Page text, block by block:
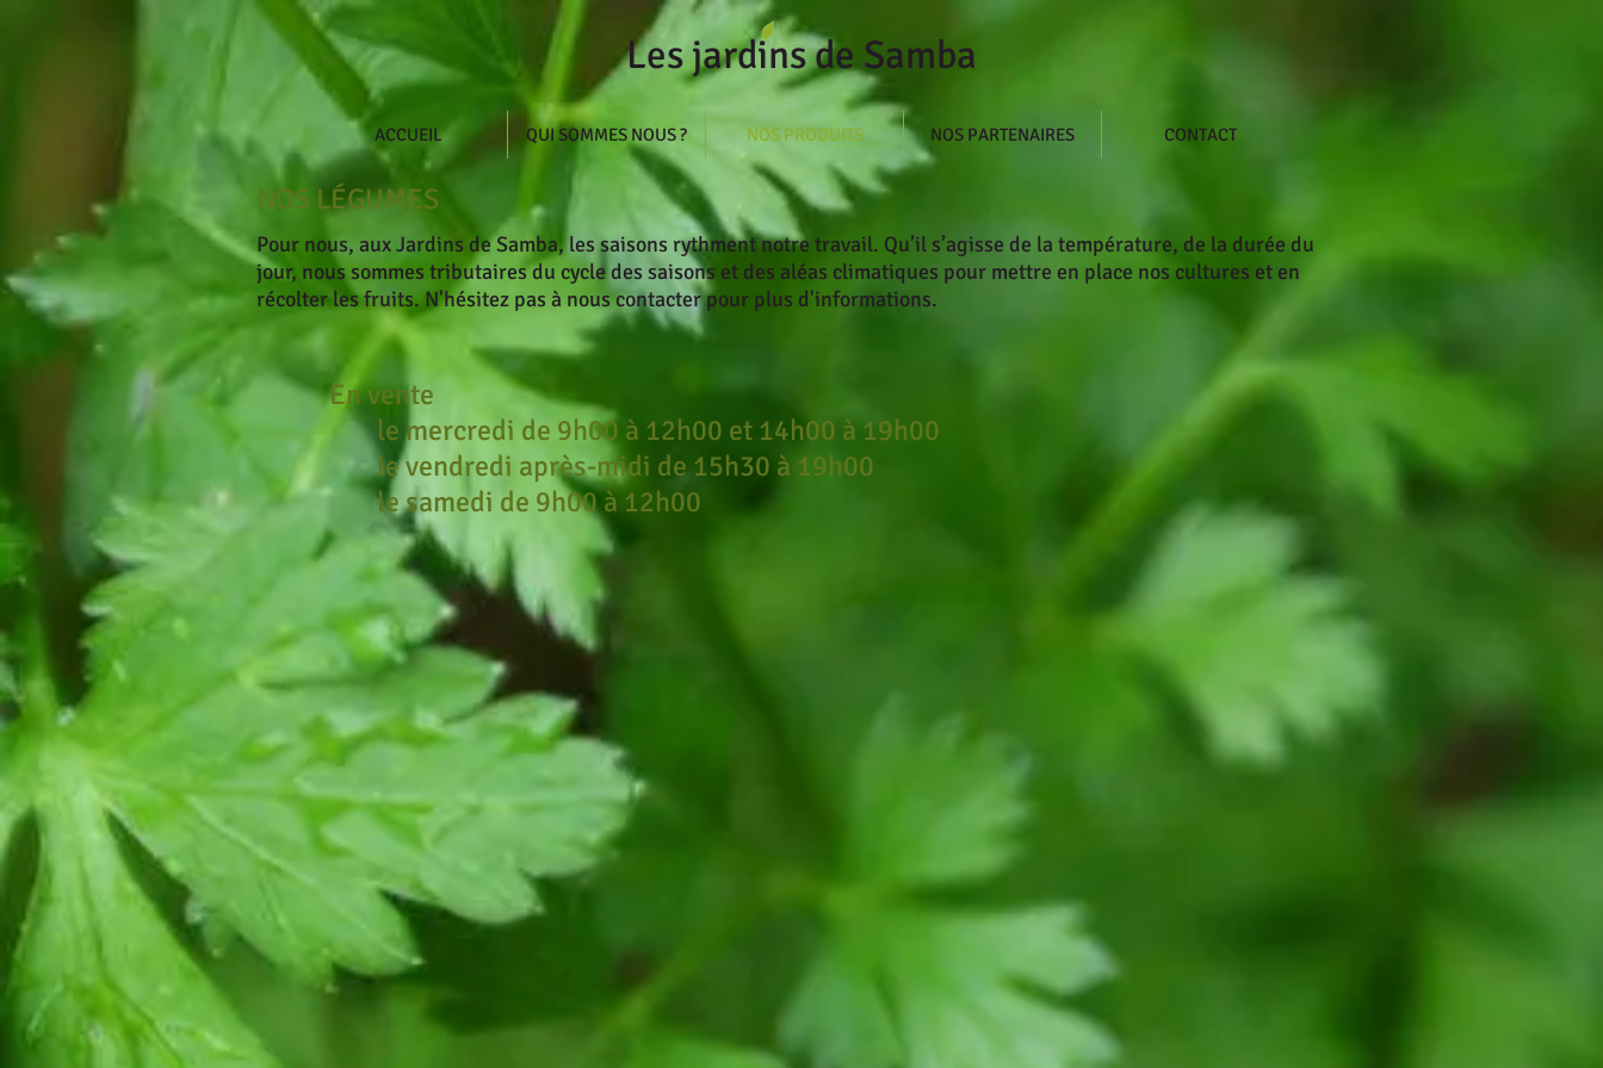
Les jardins de Samba
ACCUEIL QUI SOMMES NOUS ? NOS PRODUITS NOS PARTENAIRES CONTACT
NOS LÉGUMES
Pour nous, aux Jardins de Samba, les saisons rythment notre travail. Qu’il s’agisse de la température, de la durée du
jour, nous sommes tributaires du cycle des saisons et des aléas climatiques pour mettre en place nos cultures et en
récolter les fruits. N'hésitez pas à nous contacter pour plus d'informations.
En vente
le mercredi de 9h00 à 12h00 et 14h00 à 19h00
le vendredi après-midi de 15h30 à 19h00
le samedi de 9h00 à 12h00